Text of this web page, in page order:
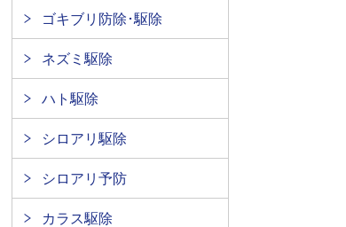
ゴキブリ防除･駆除
ネズミ駆除
ハト駆除
シロアリ駆除
シロアリ予防
カラス駆除